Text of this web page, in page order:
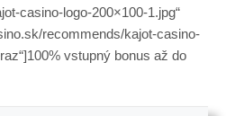
casino-logo-200×100-1.jpg“
recommends/kajot-casino-
vstupný bonus až do